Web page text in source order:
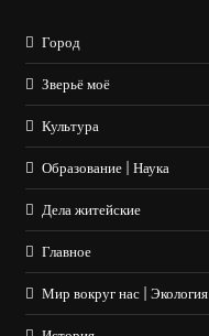
Город
Зверьё моё
Культура
Образование | Наука
Дела житейские
Главное
Мир вокруг нас | Экология